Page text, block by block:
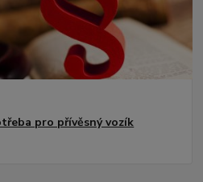
pro přívěsný vozík